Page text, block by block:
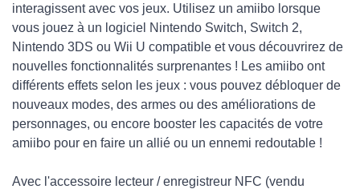
interagissent avec vos jeux. Utilisez un amiibo lorsque
vous jouez à un logiciel Nintendo Switch, Switch 2,
Nintendo 3DS ou Wii U compatible et vous découvrirez de
nouvelles fonctionnalités surprenantes ! Les amiibo ont
différents effets selon les jeux : vous pouvez débloquer de
nouveaux modes, des armes ou des améliorations de
personnages, ou encore booster les capacités de votre
amiibo pour en faire un allié ou un ennemi redoutable !
Avec l'accessoire lecteur / enregistreur NFC (vendu